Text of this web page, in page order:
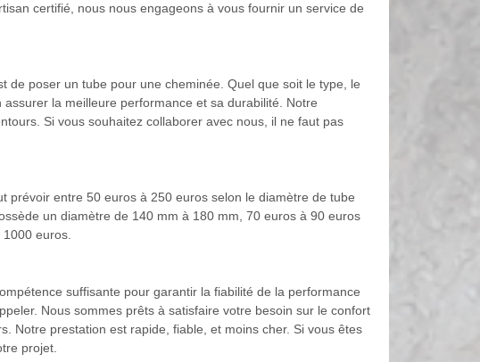
certifié, nous nous engageons à vous fournir un service de
de poser un tube pour une cheminée. Quel que soit le type, le
la meilleure performance et sa durabilité. Notre
Si vous souhaitez collaborer avec nous, il ne faut pas
prévoir entre 50 euros à 250 euros selon le diamètre de tube
un diamètre de 140 mm à 180 mm, 70 euros à 90 euros
euros.
suffisante pour garantir la fiabilité de la performance
Nous sommes prêts à satisfaire votre besoin sur le confort
Notre prestation est rapide, fiable, et moins cher. Si vous êtes
projet.